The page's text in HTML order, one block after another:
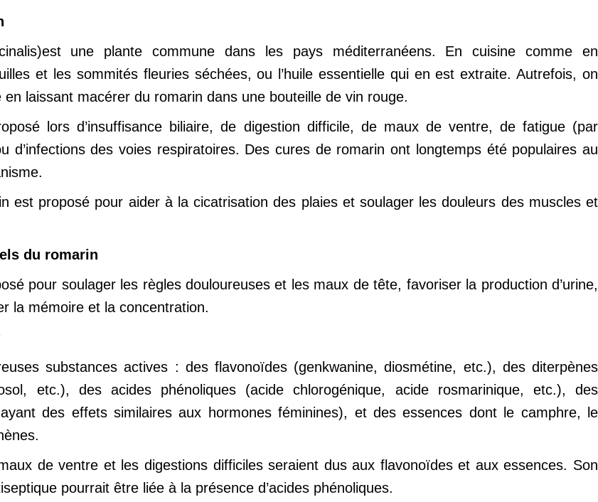
une plante commune dans les pays méditerranéens. En cuisine comme en
et les sommités fleuries séchées, ou l’huile essentielle qui en est extraite. Autrefois, on
laissant macérer du romarin dans une bouteille de vin rouge.
lors d’insuffisance biliaire, de digestion difficile, de maux de ventre, de fatigue (par
d’infections des voies respiratoires. Des cures de romarin ont longtemps été populaires au
est proposé pour aider à la cicatrisation des plaies et soulager les douleurs des muscles et
du romarin
pour soulager les règles douloureuses et les maux de tête, favoriser la production d’urine,
la mémoire et la concentration.
substances actives : des flavonoïdes (genkwanine, diosmétine, etc.), des diterpènes
etc.), des acides phénoliques (acide chlorogénique, acide rosmarinique, etc.), des
des effets similaires aux hormones féminines), et des essences dont le camphre, le
de ventre et les digestions difficiles seraient dus aux flavonoïdes et aux essences. Son
pourrait être liée à la présence d’acides phénoliques.